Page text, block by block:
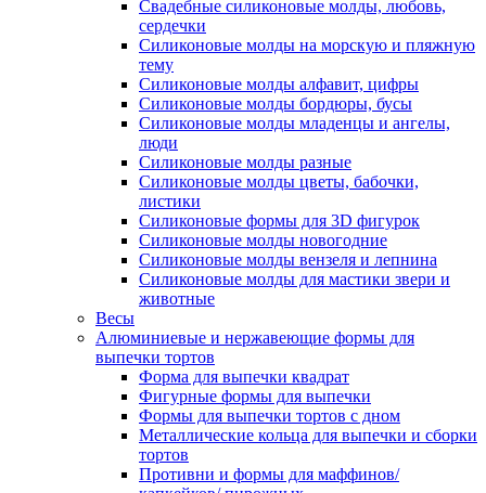
Свадебные силиконовые молды, любовь,
сердечки
Силиконовые молды на морскую и пляжную
тему
Силиконовые молды алфавит, цифры
Силиконовые молды бордюры, бусы
Силиконовые молды младенцы и ангелы,
люди
Силиконовые молды разные
Силиконовые молды цветы, бабочки,
листики
Силиконовые формы для 3D фигурок
Силиконовые молды новогодние
Силиконовые молды вензеля и лепнина
Силиконовые молды для мастики звери и
животные
Весы
Алюминиевые и нержавеющие формы для
выпечки тортов
Форма для выпечки квадрат
Фигурные формы для выпечки
Формы для выпечки тортов с дном
Металлические кольца для выпечки и сборки
тортов
Противни и формы для маффинов/